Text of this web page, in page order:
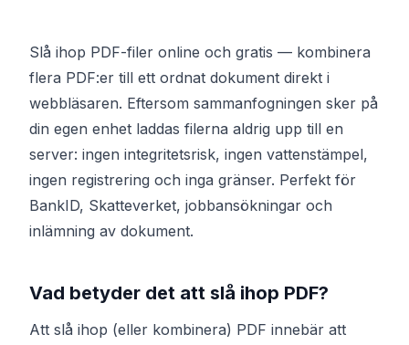
Slå ihop PDF-filer online och gratis — kombinera
flera PDF:er till ett ordnat dokument direkt i
webbläsaren. Eftersom sammanfogningen sker på
din egen enhet laddas filerna aldrig upp till en
server: ingen integritetsrisk, ingen vattenstämpel,
ingen registrering och inga gränser. Perfekt för
BankID, Skatteverket, jobbansökningar och
inlämning av dokument.
Vad betyder det att slå ihop PDF?
Att slå ihop (eller kombinera) PDF innebär att